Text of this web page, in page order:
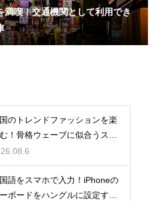
満喫！交通機関として利用でき
のトレンドファッションを楽
！骨格ウェーブに似合うスタ
の特徴
語をスマホで入力！iPhoneの
ボードをハングルに設定する